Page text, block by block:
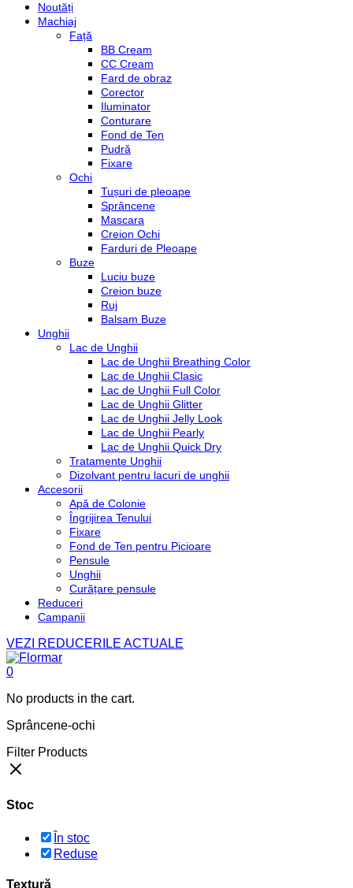
Noutăți
Machiaj
Față
BB Cream
CC Cream
Fard de obraz
Corector
Iluminator
Conturare
Fond de Ten
Pudră
Fixare
Ochi
Tușuri de pleoape
Sprâncene
Mascara
Creion Ochi
Farduri de Pleoape
Buze
Luciu buze
Creion buze
Ruj
Balsam Buze
Unghii
Lac de Unghii
Lac de Unghii Breathing Color
Lac de Unghii Clasic
Lac de Unghii Full Color
Lac de Unghii Glitter
Lac de Unghii Jelly Look
Lac de Unghii Pearly
Lac de Unghii Quick Dry
Tratamente Unghii
Dizolvant pentru lacuri de unghii
Accesorii
Apă de Colonie
Îngrijirea Tenului
Fixare
Fond de Ten pentru Picioare
Pensule
Unghii
Curățare pensule
Reduceri
Campanii
VEZI REDUCERILE ACTUALE
0
No products in the cart.
Sprâncene-ochi
Filter Products
Stoc
În stoc
Reduse
Textură